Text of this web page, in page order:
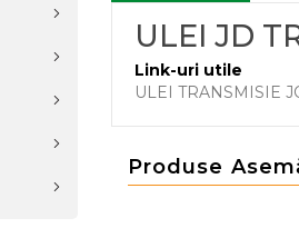
ULEI JD
Link-uri utile
ULEI TRANSMISIE
Produse